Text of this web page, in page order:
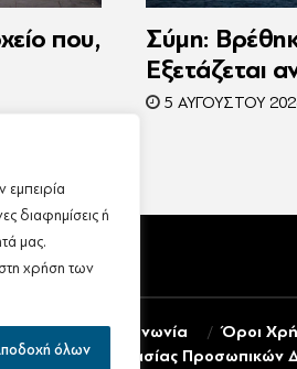
διαφημίσεις ή
μας.
χρήση των
όλων
που,
Σύμη:
Εξετάζεται
αγνοούμενο
5 ΑΥΓΟΎΣΤΟΥ
– Επικοινωνία
Όροι
& Προστασίας Προσωπικών